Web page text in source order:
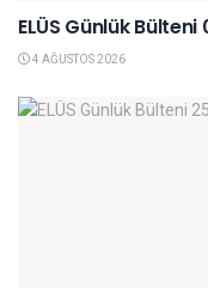
ELÜS Günlük
4 AĞUSTOS 2026